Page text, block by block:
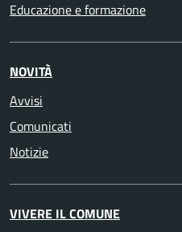
Educazione e formazione
NOVITÀ
Avvisi
Comunicati
Notizie
VIVERE IL COMUNE